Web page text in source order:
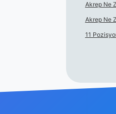
Akrep Ne
Akrep Ne
11